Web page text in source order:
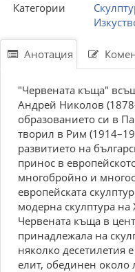
Категории
Анотация
"Червената къща"
Андрей Николов
образованието си в
творил в Рим
развитието на
принос в
многобройно и
европейската
модерна скулптура на
Червената къща в
принадлежала на
няколко десетилетия
елит, обединен около